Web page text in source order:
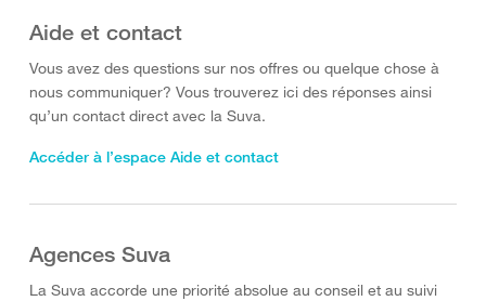
Aide et contact
Vous avez des questions sur nos offres ou quelque chose à
nous communiquer? Vous trouverez ici des réponses ainsi
qu’un contact direct avec la Suva.
Accéder à l’espace Aide et contact
Agences Suva
La Suva accorde une priorité absolue au conseil et au suivi